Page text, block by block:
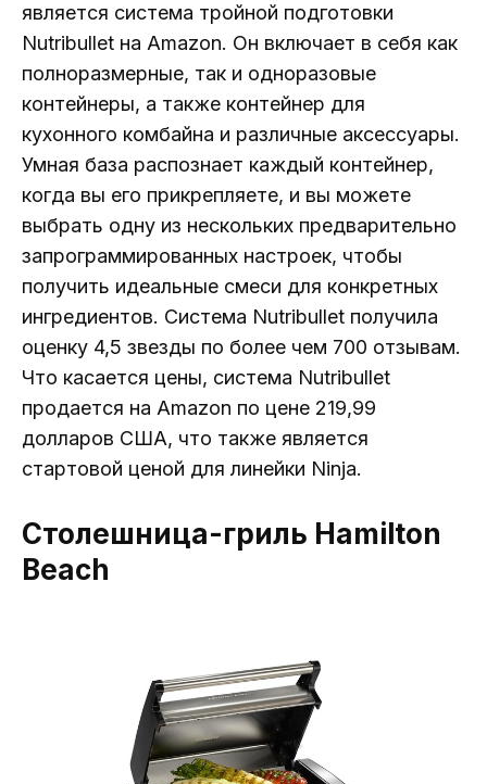
является система тройной подготовки
Nutribullet на Amazon. Он включает в себя как
полноразмерные, так и одноразовые
контейнеры, а также контейнер для
кухонного комбайна и различные аксессуары.
Умная база распознает каждый контейнер,
когда вы его прикрепляете, и вы можете
выбрать одну из нескольких предварительно
запрограммированных настроек, чтобы
получить идеальные смеси для конкретных
ингредиентов. Система Nutribullet получила
оценку 4,5 звезды по более чем 700 отзывам.
Что касается цены, система Nutribullet
продается на Amazon по цене 219,99
долларов США, что также является
стартовой ценой для линейки Ninja.
Столешница-гриль Hamilton
Beach